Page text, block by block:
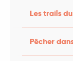
Les trails
Pêcher
boisson